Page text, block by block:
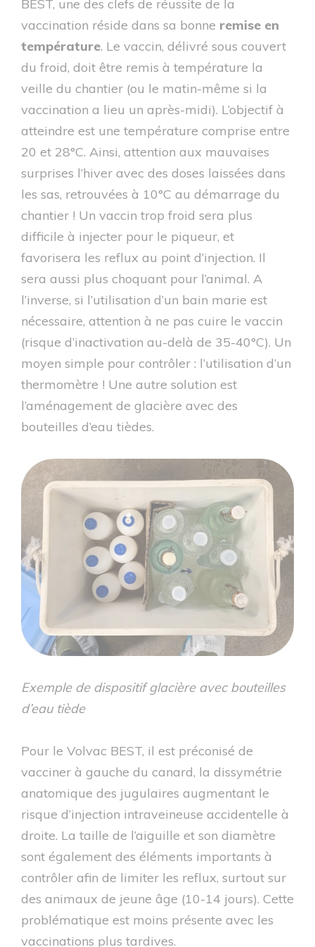
BEST, une des clefs de réussite de la
vaccination réside dans sa bonne remise en
température. Le vaccin, délivré sous couvert
du froid, doit être remis à température la
veille du chantier (ou le matin-même si la
vaccination a lieu un après-midi). L’objectif à
atteindre est une température comprise entre
20 et 28°C. Ainsi, attention aux mauvaises
surprises l’hiver avec des doses laissées dans
les sas, retrouvées à 10°C au démarrage du
chantier ! Un vaccin trop froid sera plus
difficile à injecter pour le piqueur, et
favorisera les reflux au point d’injection. Il
sera aussi plus choquant pour l’animal. A
l’inverse, si l’utilisation d’un bain marie est
nécessaire, attention à ne pas cuire le vaccin
(risque d’inactivation au-delà de 35-40°C). Un
moyen simple pour contrôler : l’utilisation d’un
thermomètre ! Une autre solution est
l’aménagement de glacière avec des
bouteilles d’eau tièdes.
Exemple de dispositif glacière avec bouteilles
d’eau tiède
Pour le Volvac BEST, il est préconisé de
vacciner à gauche du canard, la dissymétrie
anatomique des jugulaires augmentant le
risque d’injection intraveineuse accidentelle à
droite. La taille de l’aiguille et son diamètre
sont également des éléments importants à
contrôler afin de limiter les reflux, surtout sur
des animaux de jeune âge (10-14 jours). Cette
problématique est moins présente avec les
vaccinations plus tardives.